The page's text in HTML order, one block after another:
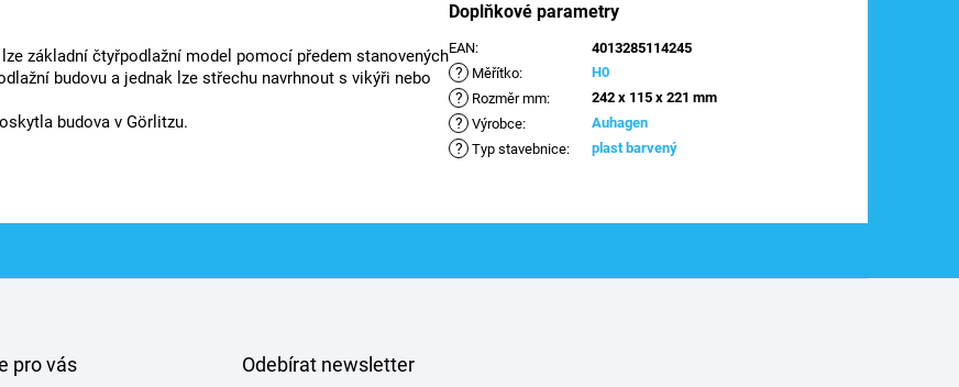
základní čtyřpodlažní model pomocí předem stanovených
budovu a jednak lze střechu navrhnout s vikýři nebo
budova v Görlitzu.
Doplňkové parametry
EAN: 4013285114245
? Měřítko: H0
? Rozměr mm: 242 x 115 x 221 mm
? Výrobce: Auhagen
? Typ stavebnice: plast barvený
pro vás Odebírat newsletter